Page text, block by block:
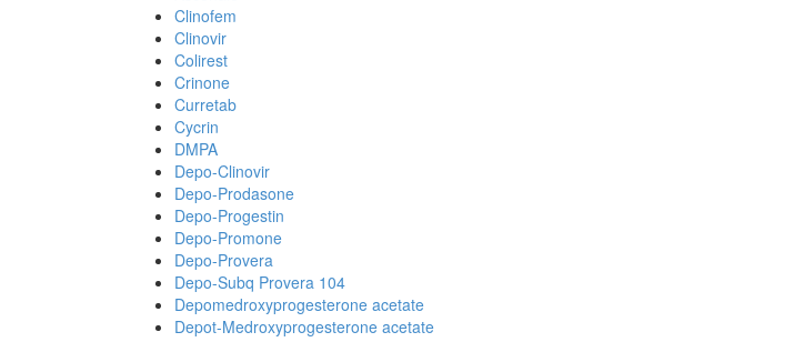
Clinofem
Clinovir
Colirest
Crinone
Curretab
Cycrin
DMPA
Depo-Clinovir
Depo-Prodasone
Depo-Progestin
Depo-Promone
Depo-Provera
Depo-Subq Provera 104
Depomedroxyprogesterone acetate
Depot-Medroxyprogesterone acetate